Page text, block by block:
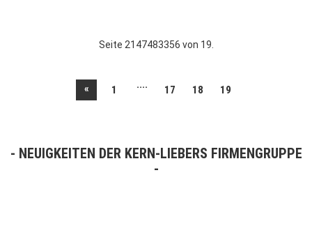
Seite 2147483356 von 19.
« 1 .... 17 18 19
NEUIGKEITEN DER KERN-LIEBERS FIRMENGRUPPE